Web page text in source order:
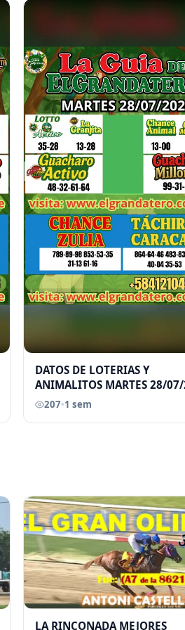
DATOS DE LOTERIAS Y
ANIMALITOS MARTES 28/07/
ELGRANDATERO JOSE EREU
207•1 sem
LA RINCONADA MEJORES